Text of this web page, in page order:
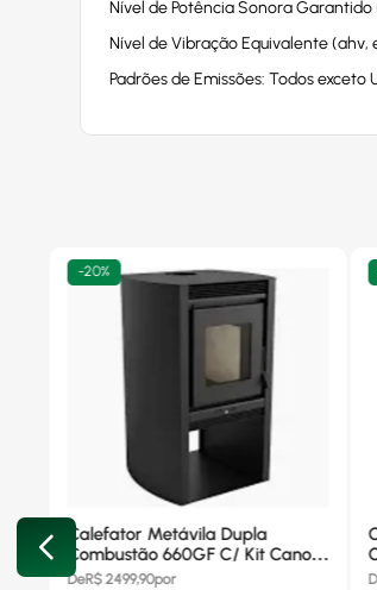
Nível de Potência Sonora Garantido
Nível de Vibração Equivalente (ahv,
Padrões de Emissões: Todos exceto
-20%
Calefator Metávila Dupla
Combustão 660GF C/ Kit Canos
Inox
DeR$2499,90por